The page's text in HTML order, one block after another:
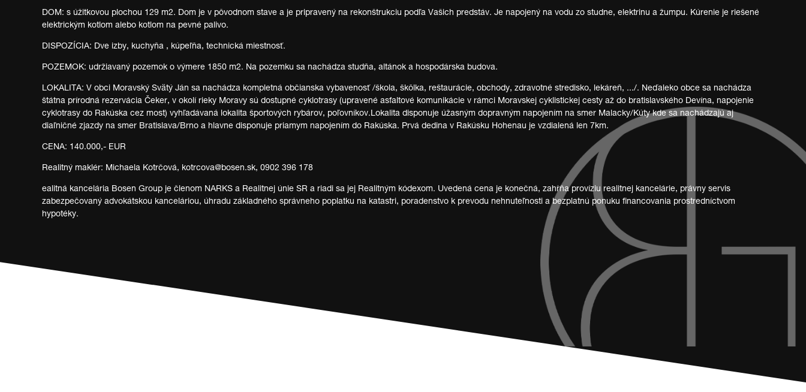
DOM: s úžitkovou plochou 129 m2. Dom je v pôvodnom stave a je pripravený na rekonštrukciu podľa Vašich predstáv. Je napojený na vodu zo studne, elektrinu a žumpu. Kúrenie je riešené
elektrickým kotlom alebo kotlom na pevné palivo.
DISPOZÍCIA: Dve izby, kuchyňa , kúpeľňa, technická miestnosť.
POZEMOK: udržiavaný pozemok o výmere 1850 m2. Na pozemku sa nachádza studňa, altánok a hospodárska budova.
LOKALITA: V obci Moravský Svätý Ján sa nachádza kompletná občianska vybavenosť /škola, škôlka, reštaurácie, obchody, zdravotné stredisko, lekáreň, .../. Neďaleko obce sa nachádza
štátna prírodná rezervácia Čeker, v okolí rieky Moravy sú dostupné cyklotrasy (upravené asfaltové komunikácie v rámci Moravskej cyklistickej cesty až do bratislavského Devína, napojenie
cyklotrasy do Rakúska cez most) vyhľadávaná lokalita športových rybárov, poľovníkov.Lokalita disponuje úžasným dopravným napojením na smer Malacky/Kúty kde sa nachádzajú aj
diaľničné zjazdy na smer Bratislava/Brno a hlavne disponuje priamym napojením do Rakúska. Prvá dedina v Rakúsku Hohenau je vzdialená len 7km.
CENA: 140.000,- EUR
Realitný maklér: Michaela Kotrčová, kotrcova@bosen.sk, 0902 396 178
ealitná kancelária Bosen Group je členom NARKS a Realitnej únie SR a riadi sa jej Realitným kódexom. Uvedená cena je konečná, zahŕňa províziu realitnej kancelárie, právny servis
zabezpečovaný advokátskou kanceláriou, úhradu základného správneho poplatku na katastri, poradenstvo k prevodu nehnuteľnosti a bezplatnú ponuku financovania prostredníctvom
hypotéky.